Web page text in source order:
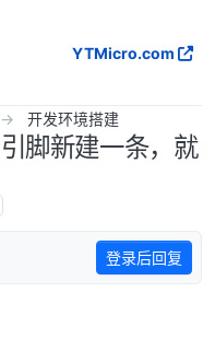
YTMicro.com
开发环境搭建
脚新建一条，就
登录后回复